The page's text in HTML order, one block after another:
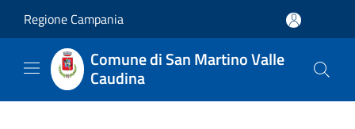
Regione Campania
Comune di San Martino Valle
Caudina